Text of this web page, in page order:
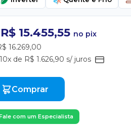
R$ 15.455,55 no pix
16.269,00
de R$ 1.626,90 s/ juros
Comprar
com um Especialista